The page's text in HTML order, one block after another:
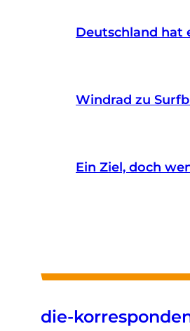
Deutschland hat
Windrad zu
Ein Ziel, doch
die-